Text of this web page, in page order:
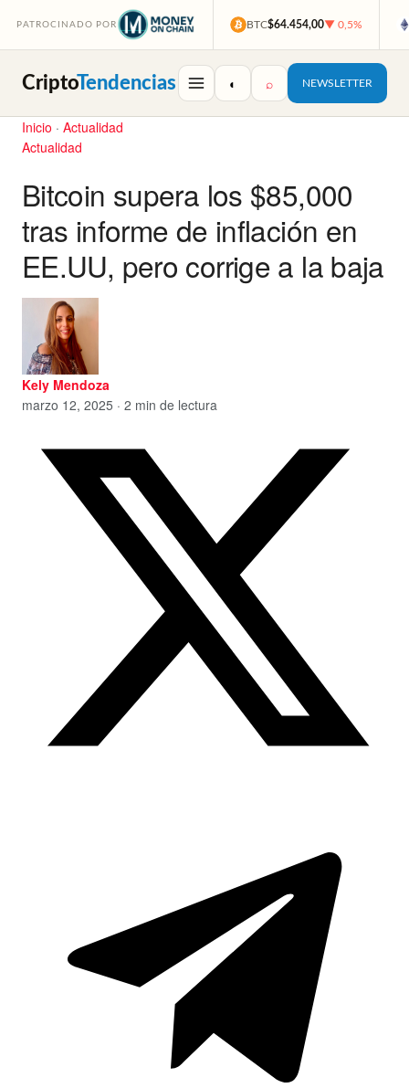
PATROCINADO POR BTC$64.454,00▼ 0,5%
CriptoTendencias ◐ ⌕ NEWSLETTER
Inicio · Actualidad
Actualidad
Bitcoin supera los $85,000
tras informe de inflación en
EE.UU, pero corrige a la baja
Kely Mendoza
marzo 12, 2025 · 2 min de lectura